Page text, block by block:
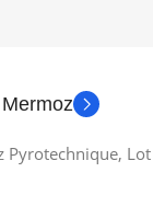
Pyrotechnique,